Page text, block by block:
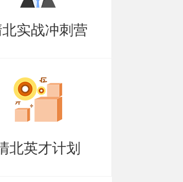
名向本院系
目录。
实战冲刺营
北英才计划